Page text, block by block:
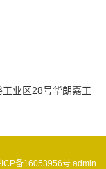
业区28号华朗嘉工
ICP备16053956号 admin